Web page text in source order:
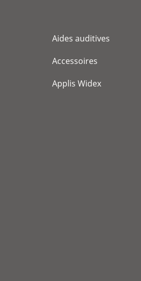
Aides auditives
Accessoires
Applis Widex